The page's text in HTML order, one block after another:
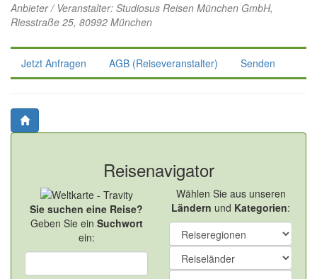
Anbieter / Veranstalter: Studiosus Reisen München GmbH,
Riesstraße 25, 80992 München
Jetzt Anfragen AGB (Reiseveranstalter) Senden
Reisenavigator
Sie suchen eine Reise?
Geben Sie ein Suchwort
ein:
Wählen Sie aus unseren
Ländern und Kategorien: